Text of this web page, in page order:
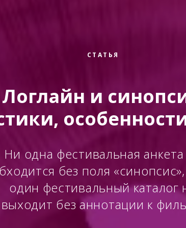
СТАТЬЯ
Логлайн и
Ни одна фестивальная
без поля
один фестивальный каталог
выходит без аннотации к